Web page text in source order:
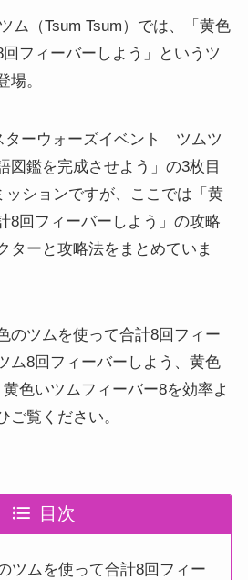
ム（Tsum Tsum）では、「黄色
フィーバーしよう」というツ
場。
ーウォーズイベント「ツムツ
図鑑を完成させよう」の3枚目
ッションですが、ここでは「黄
8回フィーバーしよう」の攻略
ターと攻略法をまとめていま
のツムを使って合計8回フィー
ム8回フィーバーしよう、黄色
色いツムフィーバー8を効率よ
ご覧ください。
目次
ツムを使って合計8回フィー